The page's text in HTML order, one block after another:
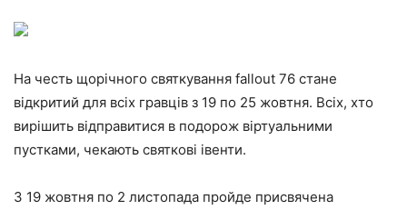
На честь щорічного святкування fallout 76 стане
відкритий для всіх гравців з 19 по 25 жовтня. Всіх, хто
вирішить відправитися в подорож віртуальними
пустками, чекають святкові івенти.
З 19 жовтня по 2 листопада пройде присвячена